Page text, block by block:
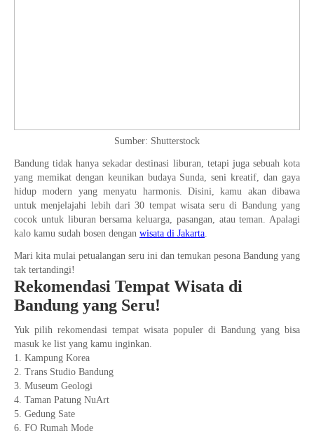
Sumber: Shutterstock
Bandung tidak hanya sekadar destinasi liburan, tetapi juga sebuah kota
yang memikat dengan keunikan budaya Sunda, seni kreatif, dan gaya
hidup modern yang menyatu harmonis. Disini, kamu akan dibawa
untuk menjelajahi lebih dari 30 tempat wisata seru di Bandung yang
cocok untuk liburan bersama keluarga, pasangan, atau teman. Apalagi
kalo kamu sudah bosen dengan wisata di Jakarta.
Mari kita mulai petualangan seru ini dan temukan pesona Bandung yang
tak tertandingi!
Rekomendasi Tempat Wisata di
Bandung yang Seru!
Yuk pilih rekomendasi tempat wisata populer di Bandung yang bisa
masuk ke list yang kamu inginkan.
1. Kampung Korea
2. Trans Studio Bandung
3. Museum Geologi
4. Taman Patung NuArt
5. Gedung Sate
6. FO Rumah Mode